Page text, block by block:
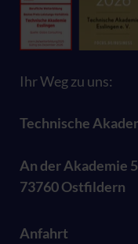
Ihr Weg zu uns:
Technische
An der Akademie 5
73760 Ostfildern
Anfahrt